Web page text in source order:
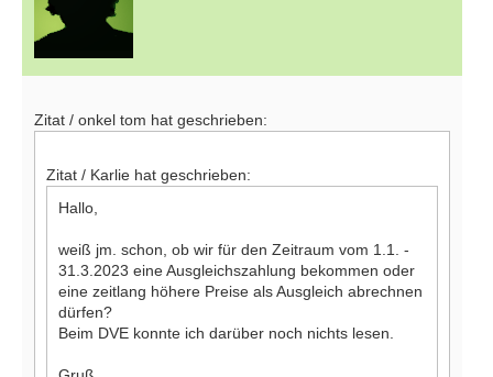
Zitat / onkel tom hat geschrieben:
Zitat / Karlie hat geschrieben:
Hallo,
weiß jm. schon, ob wir für den Zeitraum vom 1.1. -
31.3.2023 eine Ausgleichszahlung bekommen oder
eine zeitlang höhere Preise als Ausgleich abrechnen
dürfen?
Beim DVE konnte ich darüber noch nichts lesen.